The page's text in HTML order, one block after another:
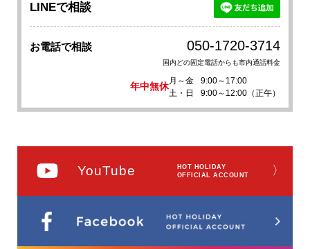
LINEで相談
お電話で相談 050-1720-3714
国内どの固定電話からも市内通話料金
年中無休
月～金
9:00～17:00
土・日
9:00～12:00（正午）
YouTube
HOT HOLIDAY
OFFICIAL ACCOUNT
〉